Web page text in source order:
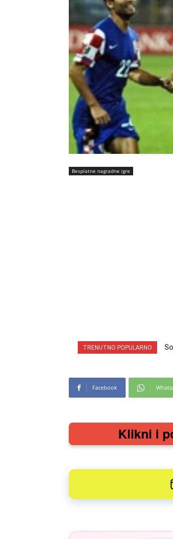
Besplatne nagradne igre
TRENUTNO POPULARNO
Facebook
Klikni i